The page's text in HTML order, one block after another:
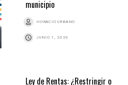
municipio
HORACIO URBANO
JUNIO 1, 2026
Ley de Rentas: ¿Restringir o